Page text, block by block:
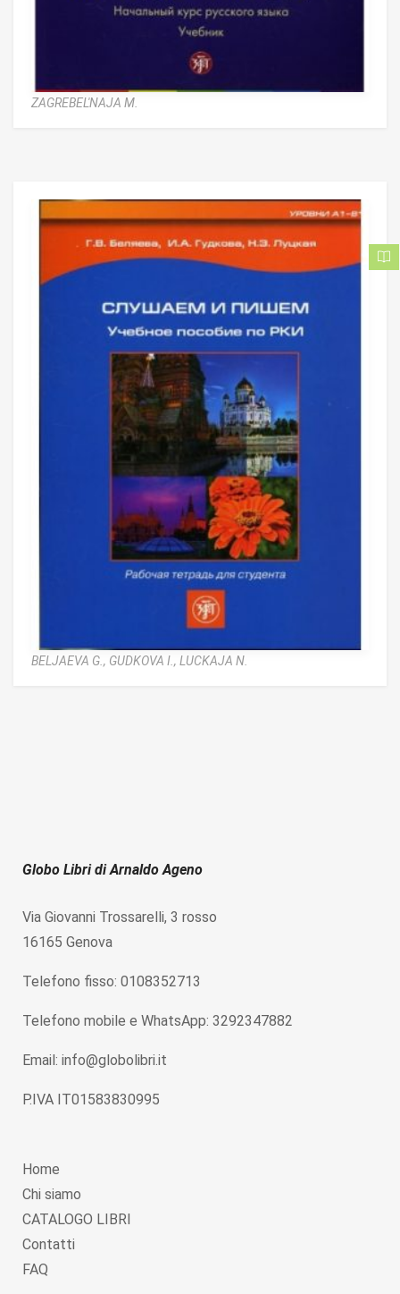
ZAGREBEL'NAJA M.
BELJAEVA G., GUDKOVA I., LUCKAJA N.
Globo Libri di Arnaldo Ageno
Via Giovanni Trossarelli, 3 rosso
16165 Genova
Telefono fisso: 0108352713
Telefono mobile e WhatsApp: 3292347882
Email: info@globolibri.it
P.IVA IT01583830995
Home
Chi siamo
CATALOGO LIBRI
Contatti
FAQ